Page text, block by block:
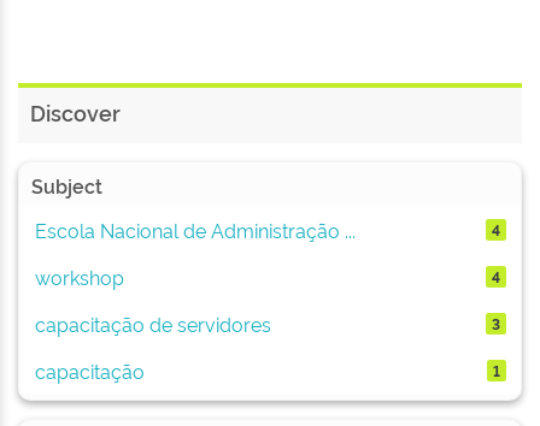
Discover
Subject
Escola Nacional de Administração ...
4
workshop 4
capacitação de servidores 3
capacitação 1